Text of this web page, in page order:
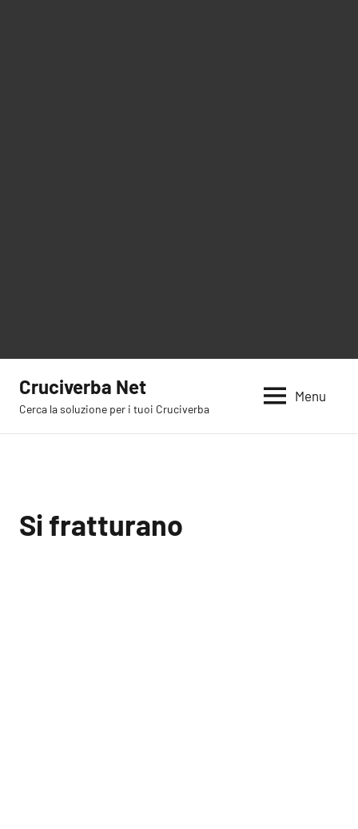
contenuto
Cruciverba Net
Cerca la soluzione per i tuoi Cruciverba
Menu
Si fratturano